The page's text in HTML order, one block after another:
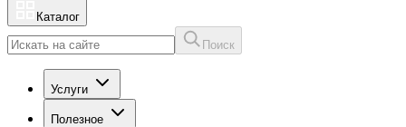
Каталог
Поиск
Услуги
Полезное